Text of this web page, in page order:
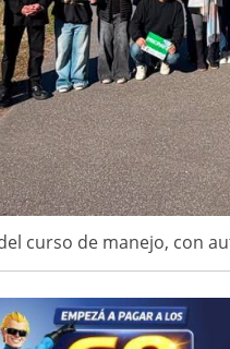
curso de manejo, con